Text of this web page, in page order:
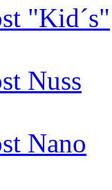
"Kid´s"
Nuss
Nano